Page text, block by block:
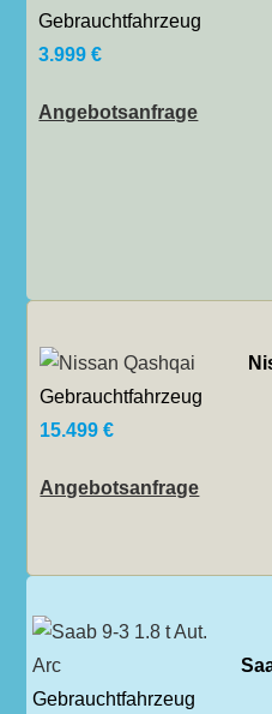
Gebrauchtfahrzeug
3.999 €
Angebotsanfrage
Gebrauchtfahrzeug
15.499 €
Angebotsanfrage
Gebrauchtfahrzeug